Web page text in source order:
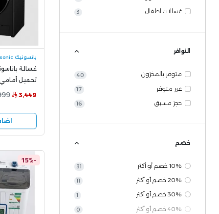
غسالات اطفال 3
التوافر
متوفر بالمخزون 40
غير متوفر 17
حجز مسبق 16
خصم
10% خصم أو أكثر 31
20% خصم أو أكثر 11
30% خصم أو أكثر 1
40% خصم أو أكثر 0
بانسونيك panasonic
غسالة
3,449
-15%